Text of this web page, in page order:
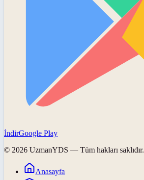
İndirGoogle Play
© 2026 UzmanYDS — Tüm hakları saklıdır.
Anasayfa